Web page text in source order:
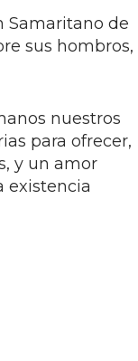
Samaritano de
sus hombros,
nuestros
para ofrecer,
y un amor
existencia